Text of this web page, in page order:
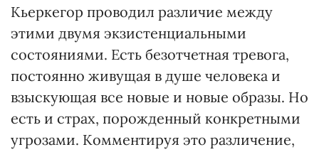
Кьеркегор проводил различие между
этими двумя экзистенциальными
состояниями. Есть безотчетная тревога,
постоянно живущая в душе человека и
взыскующая все новые и новые образы. Но
есть и страх, порожденный конкретными
угрозами. Комментируя это различение,